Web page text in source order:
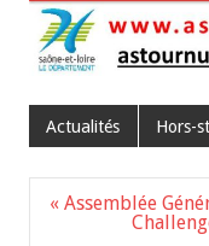
Actualités Hors-
Navigation
« Assemblée